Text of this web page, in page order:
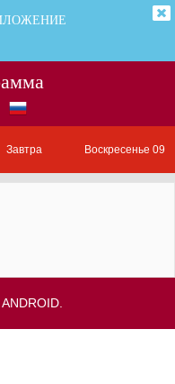
Завтра Воскресенье 09